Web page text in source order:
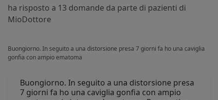
ha risposto a 13 domande da parte di pazienti di
MioDottore
Buongiorno. In seguito a una distorsione presa 7 giorni fa ho una caviglia
gonfia con ampio ematoma
Buongiorno. In seguito a una distorsione presa
7 giorni fa ho una caviglia gonfia con ampio